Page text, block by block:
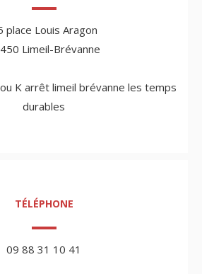
place Louis Aragon
Limeil-Brévanne
K arrêt limeil brévanne les temps
durables
TÉLÉPHONE
09 88 31 10 41